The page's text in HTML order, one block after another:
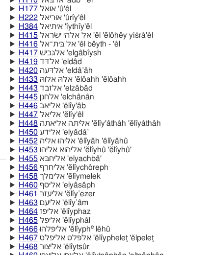
H177
אוּאל 'û'êl
H222
אוּריאל 'ûrı̂y'êl
H384
איתיאל 'ı̂ythı̂y'êl
H415
אל אלהי ישׂראל 'êl 'ĕlôhêy yiśrâ'êl
H416
אל בּית־אל 'êl bêyth - 'êl
H417
אלגּבישׁ 'elgâbı̂ysh
H419
אלדּד 'eldâd
H420
אלדּעה 'eldâ‛âh
H433
אלהּ אלוהּ 'ĕlôahh 'ĕlôahh
H443
אלזבד 'elzâbâd
H445
אלחנן 'elchânân
H446
אליאב 'ĕlı̂y'âb
H447
אליאל 'ĕlı̂y'êl
H448
אליּתה אליאתה 'ĕlı̂y'âthâh 'ĕlı̂yâthâh
H450
אלידע 'elyâdâ‛
H452
אליּהוּ אליּה 'êlı̂yâh 'êlı̂yâhû
H453
אליהוּא אליהוּ 'ĕlı̂yhû 'ĕlı̂yhû'
H455
אליחבּא 'elyachbâ'
H456
אליחרף 'ĕlı̂ychôreph
H458
אלימלך 'ĕlı̂ymelek
H460
אליסף 'elyâsâph
H461
אליעזר 'ĕlı̂y‛ezer
H463
אליעם 'ĕlı̂y‛âm
H464
אליפז 'ĕlı̂yphaz
H465
אליפל 'ĕlı̂yphâl
H466
אליפלהוּ 'ĕlı̂yphelêhû
H467
אלפּלט אליפלט 'ĕlı̂ypheleṭ 'ĕlpeleṭ
H468
אליצוּר 'ĕlı̂ytsûr